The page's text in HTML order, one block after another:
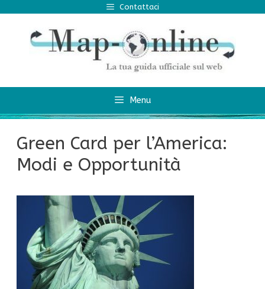
contenuto
Contattaci
Menu
Green Card per l’America:
Modi e Opportunità